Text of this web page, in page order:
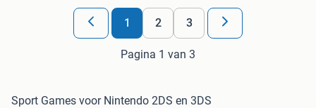
1 2 3
Pagina 1 van 3
Sport Games voor Nintendo 2DS en 3DS